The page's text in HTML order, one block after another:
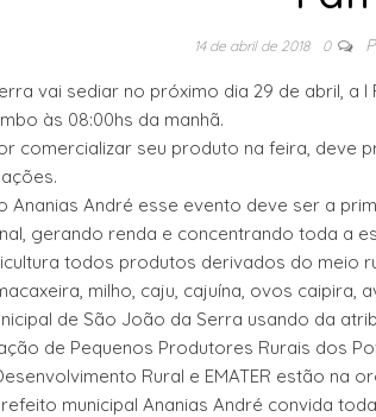
14 de abril de 2018 0
vai sediar no próximo dia 29 de abril, a
às 08:00hs da manhã.
comercializar seu produto na feira, deve
Ananias André esse evento deve ser a
gerando renda e concentrando toda a
todos produtos derivados do meio
milho, caju, cajuína, ovos
de São João da Serra usando da
de Pequenos Produtores Rurais dos
Rural e EMATER estão na
municipal Ananias André convida